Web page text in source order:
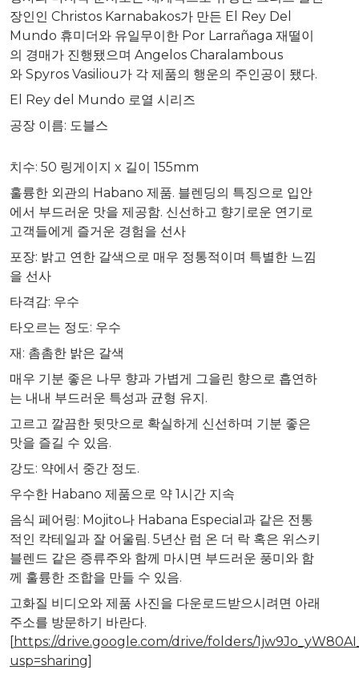
장인인 Christos Karnabakos가 만든 El Rey Del
Mundo 휴미더와 유일무이한 Por Larrañaga 재떨이
의 경매가 진행됐으며 Angelos Charalambous
와 Spyros Vasiliou가 각 제품의 행운의 주인공이 됐다.
El Rey del Mundo 로열 시리즈
공장 이름: 도블스
치수: 50 링게이지 x 길이 155mm
훌륭한 외관의 Habano 제품. 블렌딩의 특징으로 입안
에서 부드러운 맛을 제공함. 신선하고 향기로운 연기로
고객들에게 즐거운 경험을 선사
포장: 밝고 연한 갈색으로 매우 정통적이며 특별한 느낌
을 선사
타격감: 우수
타오르는 정도: 우수
재: 촘촘한 밝은 갈색
매우 기분 좋은 나무 향과 가볍게 그을린 향으로 흡연하
는 내내 부드러운 특성과 균형 유지.
고르고 깔끔한 뒷맛으로 확실하게 신선하며 기분 좋은
맛을 즐길 수 있음.
강도: 약에서 중간 정도.
우수한 Habano 제품으로 약 1시간 지속
음식 페어링: Mojito나 Habana Especial 과 같은 전통
적인 칵테일과 잘 어울림. 5년산 럼 온 더 락 혹은 위스키
블렌드 같은 증류주와 함께 마시면 부드러운 풍미와 함
께 훌륭한 조합을 만들 수 있음.
고화질 비디오와 제품 사진을 다운로드받으시려면 아래
주소를 방문하기 바란다.
[https://drive.google.com/drive/folders/
usp=sharing]